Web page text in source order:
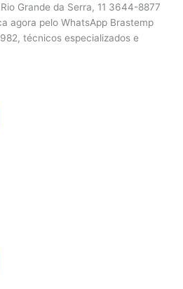
Grande da Serra, 11 3644-8877
agora pelo WhatsApp Brastemp
técnicos especializados e